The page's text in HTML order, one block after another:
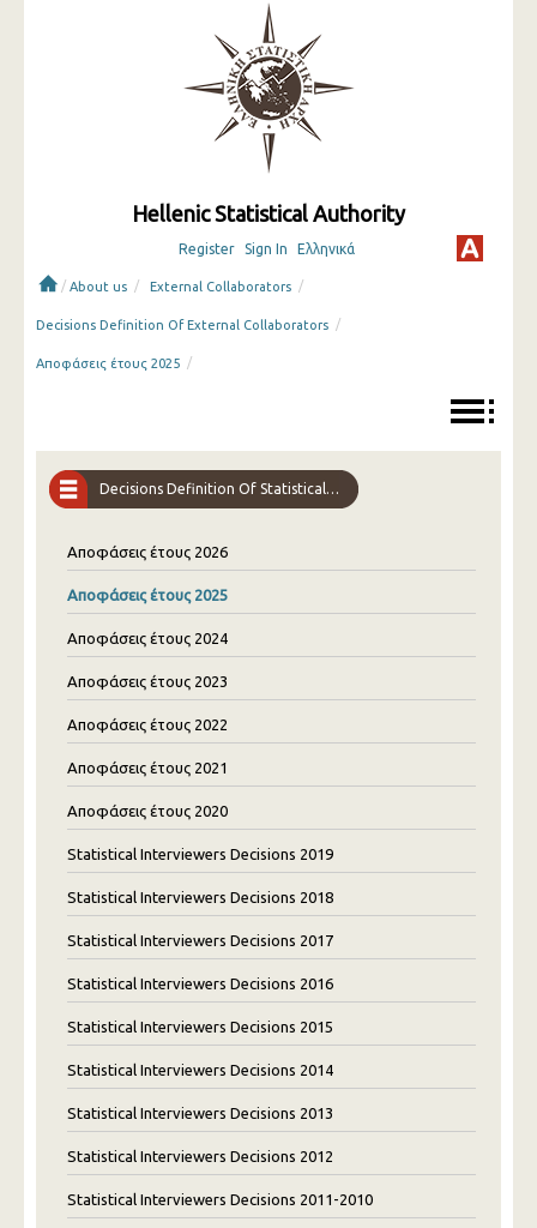
Hellenic Statistical Authority
Register Sign In Ελληνικά
/ About us / External Collaborators /
Decisions Definition Of External Collaborators /
Αποφάσεις έτους 2025 /
Decisions Definition Of Statistical Interviewers
Αποφάσεις έτους 2026
Αποφάσεις έτους 2025
Αποφάσεις έτους 2024
Αποφάσεις έτους 2023
Αποφάσεις έτους 2022
Αποφάσεις έτους 2021
Αποφάσεις έτους 2020
Statistical Interviewers Decisions 2019
Statistical Interviewers Decisions 2018
Statistical Interviewers Decisions 2017
Statistical Interviewers Decisions 2016
Statistical Interviewers Decisions 2015
Statistical Interviewers Decisions 2014
Statistical Interviewers Decisions 2013
Statistical Interviewers Decisions 2012
Statistical Interviewers Decisions 2011-2010